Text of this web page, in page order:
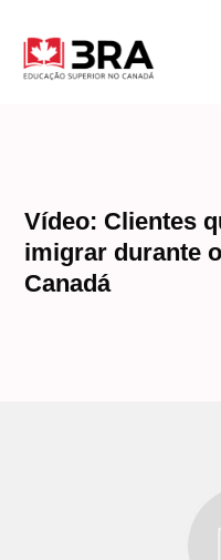
Vídeo: Clientes
imigrar durante
Canadá